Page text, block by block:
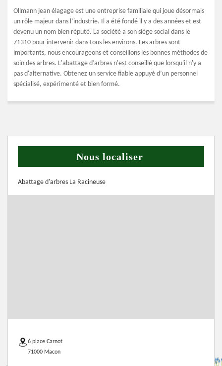
Ollmann jean élagage est une entreprise familiale qui joue désormais
un rôle majeur dans l’industrie. Il a été fondé il y a des années et est
devenu un nom bien réputé. La société a son siège social dans le
71310 pour intervenir dans tous les environs. Les arbres sont
importants, nous encourageons et conseillons les bonnes méthodes de
soin des arbres. L'abattage d’arbres n'est conseillé que lorsqu'il n'y a
pas d'alternative. Obtenez un service fiable appuyé d’un personnel
spécialisé, expérimenté et bien formé.
Nous localiser
Abattage d'arbres La Racineuse
6 place Carnot
71000 Macon